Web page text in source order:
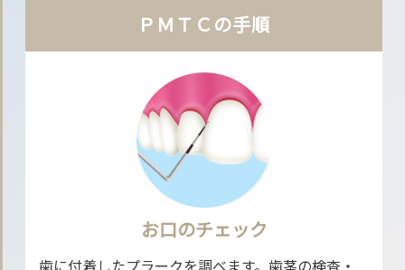
ＰＭＴＣの手順
お口のチェック
歯に付着したプラークを調べます。歯茎の検査・